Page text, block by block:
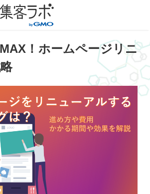
！ホームページリニ